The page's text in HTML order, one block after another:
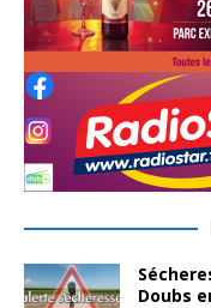
Doubs